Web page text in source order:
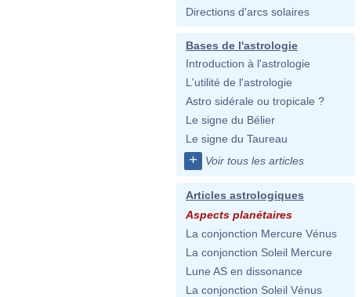
Directions d'arcs solaires
Bases de l'astrologie
Introduction à l'astrologie
L'utilité de l'astrologie
Astro sidérale ou tropicale ?
Le signe du Bélier
Le signe du Taureau
+ Voir tous les articles
Articles astrologiques
Aspects planétaires
La conjonction Mercure Vénus
La conjonction Soleil Mercure
Lune AS en dissonance
La conjonction Soleil Vénus